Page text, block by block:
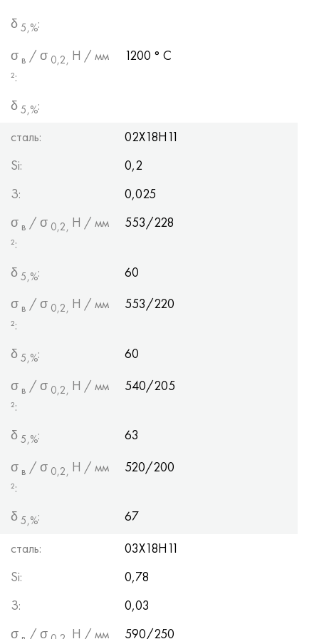
δ 5,%:
σ в / σ 0,2, Н / мм
²:
1200 ° С
δ 5,%:
сталь:
02Х18Н11
Si:
0,2
З:
0,025
σ в / σ 0,2, Н / мм
²:
553/228
δ 5,%:
60
σ в / σ 0,2, Н / мм
²:
553/220
δ 5,%:
60
σ в / σ 0,2, Н / мм
²:
540/205
δ 5,%:
63
σ в / σ 0,2, Н / мм
²:
520/200
δ 5,%:
67
сталь:
03Х18Н11
Si:
0,78
З:
0,03
σ
/ σ Н / мм 590/250